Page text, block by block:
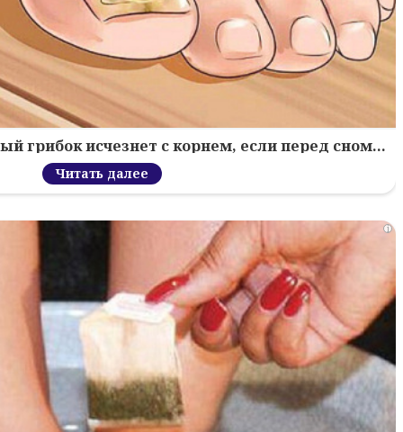
грибок исчезнет с корнем, если перед сном…
Читать далее
i